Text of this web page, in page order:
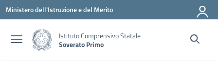
Vai ai contenuti
Vai al menu di navigazione
Vai al footer
Ministero dell'Istruzione e del Merito
Istituto Comprensivo Statale
Soverato Primo